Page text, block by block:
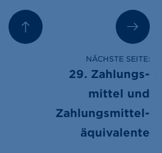
NÄCHSTE SEITE:
29. Zahlungs­
mittel und
Zahlungsmittel­
äquivalente